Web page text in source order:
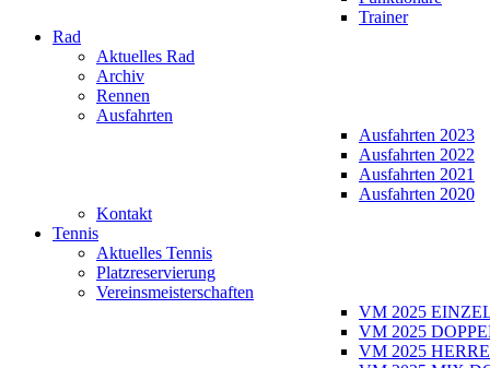
Trainer
Rad
Aktuelles Rad
Archiv
Rennen
Ausfahrten
Ausfahrten 2023
Ausfahrten 2022
Ausfahrten 2021
Ausfahrten 2020
Kontakt
Tennis
Aktuelles Tennis
Platzreservierung
Vereinsmeisterschaften
VM 2025
VM 2025
VM 2025